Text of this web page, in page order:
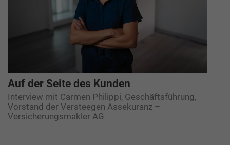
Auf der Seite des Kunden
Interview mit Carmen Philippi, Geschäftsführung,
Vorstand der Versteegen Assekuranz –
Versicherungsmakler AG